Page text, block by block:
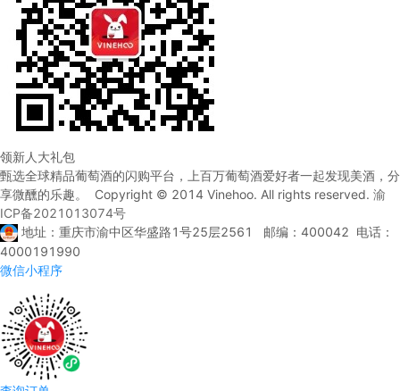
领新人大礼包
甄选全球精品葡萄酒的闪购平台，上百万葡萄酒爱好者一起发现美酒，分
享微醺的乐趣。 Copyright © 2014 Vinehoo. All rights reserved. 渝
ICP备2021013074号
地址：重庆市渝中区华盛路1号25层2561 邮编：400042 电话：
4000191990
微信小程序